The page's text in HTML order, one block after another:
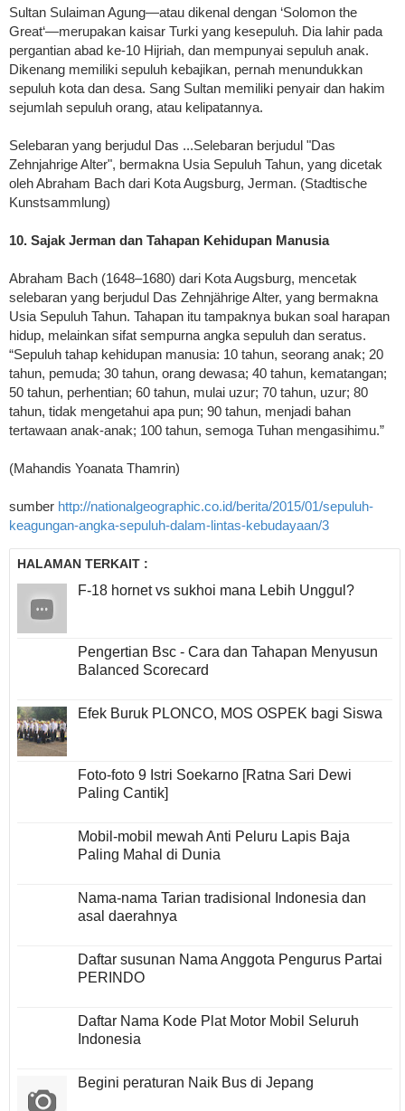
Sultan Sulaiman Agung—atau dikenal dengan ‘Solomon the
Great‘—merupakan kaisar Turki yang kesepuluh. Dia lahir pada
pergantian abad ke-10 Hijriah, dan mempunyai sepuluh anak.
Dikenang memiliki sepuluh kebajikan, pernah menundukkan
sepuluh kota dan desa. Sang Sultan memiliki penyair dan hakim
sejumlah sepuluh orang, atau kelipatannya.
Selebaran yang berjudul Das ...Selebaran berjudul "Das
Zehnjahrige Alter", bermakna Usia Sepuluh Tahun, yang dicetak
oleh Abraham Bach dari Kota Augsburg, Jerman. (Stadtische
Kunstsammlung)
10. Sajak Jerman dan Tahapan Kehidupan Manusia
Abraham Bach (1648–1680) dari Kota Augsburg, mencetak
selebaran yang berjudul Das Zehnjährige Alter, yang bermakna
Usia Sepuluh Tahun. Tahapan itu tampaknya bukan soal harapan
hidup, melainkan sifat sempurna angka sepuluh dan seratus.
“Sepuluh tahap kehidupan manusia: 10 tahun, seorang anak; 20
tahun, pemuda; 30 tahun, orang dewasa; 40 tahun, kematangan;
50 tahun, perhentian; 60 tahun, mulai uzur; 70 tahun, uzur; 80
tahun, tidak mengetahui apa pun; 90 tahun, menjadi bahan
tertawaan anak-anak; 100 tahun, semoga Tuhan mengasihimu.”
(Mahandis Yoanata Thamrin)
sumber http://nationalgeographic.co.id/berita/2015/01/sepuluh-
keagungan-angka-sepuluh-dalam-lintas-kebudayaan/3
HALAMAN TERKAIT :
F-18 hornet vs sukhoi mana Lebih Unggul?
Pengertian Bsc - Cara dan Tahapan Menyusun
Balanced Scorecard
Efek Buruk PLONCO, MOS OSPEK bagi Siswa
Foto-foto 9 Istri Soekarno [Ratna Sari Dewi
Paling Cantik]
Mobil-mobil mewah Anti Peluru Lapis Baja
Paling Mahal di Dunia
Nama-nama Tarian tradisional Indonesia dan
asal daerahnya
Daftar susunan Nama Anggota Pengurus Partai
PERINDO
Daftar Nama Kode Plat Motor Mobil Seluruh
Indonesia
Begini peraturan Naik Bus di Jepang